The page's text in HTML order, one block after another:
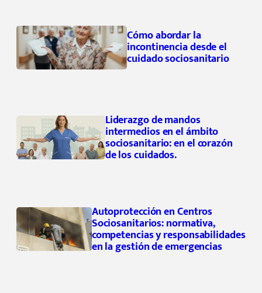
Cómo abordar la
incontinencia desde el
cuidado sociosanitario
Liderazgo de mandos
intermedios en el ámbito
sociosanitario: en el corazón
de los cuidados.
Autoprotección en Centros
Sociosanitarios: normativa,
competencias y responsabilidades
en la gestión de emergencias